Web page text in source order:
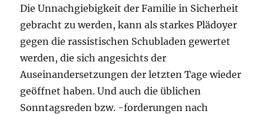
Die Unnachgiebigkeit der Familie in Sicherheit
gebracht zu werden, kann als starkes Plädoyer
gegen die rassistischen Schubladen gewertet
werden, die sich angesichts der
Auseinandersetzungen der letzten Tage wieder
geöffnet haben. Und auch die üblichen
Sonntagsreden bzw. -forderungen nach